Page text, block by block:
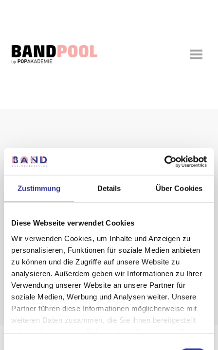
Zustimmung Details Über Cookies
Diese Webseite verwendet Cookies
Wir verwenden Cookies, um Inhalte und Anzeigen zu
personalisieren, Funktionen für soziale Medien anbieten
zu können und die Zugriffe auf unsere Website zu
analysieren. Außerdem geben wir Informationen zu Ihrer
Verwendung unserer Website an unsere Partner für
soziale Medien, Werbung und Analysen weiter. Unsere
Partner führen diese Informationen möglicherweise mit
weiteren Daten zusammen, die Sie ihnen bereitgestellt
Die 27.
Generation
Die 27. Bandpool Generation
bestehend aus David Ost, emi x,
Florin, Flora, FREUDE, Maja
Kemper und Paul Freitag.